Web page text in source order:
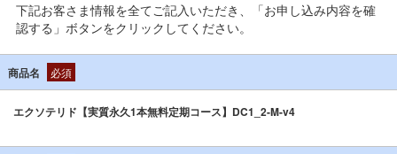
下記お客さま情報を全てご記入いただき、「お申し込み内容を確
認する」ボタンをクリックしてください。
商品名 必須
エクソテリド【実質永久1本無料定期コース】DC1_2-M-v4